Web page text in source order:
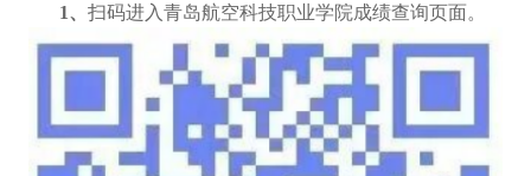
1、 扫码进入青岛航空科技职业学院成绩查询页面。